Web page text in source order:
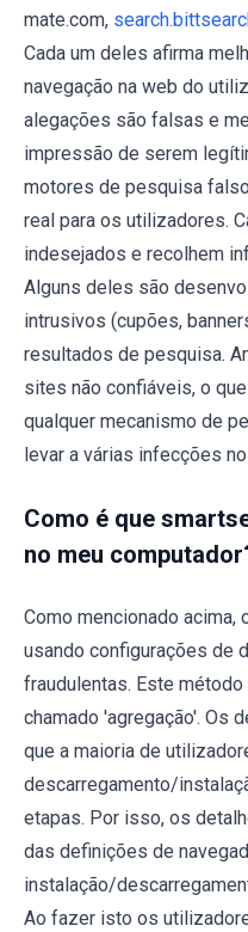
mate.com,
Cada um deles afirma
navegação na web do
alegações são falsas e
impressão de serem
motores de pesquisa
real para os utilizadores.
indesejados e recolhem
Alguns deles são
intrusivos (cupões,
resultados de pesquisa.
sites não confiáveis, o
qualquer mecanismo de
levar a várias infecções
Como é que
no meu
Como mencionado acima,
usando configurações de
fraudulentas. Este
chamado 'agregação'. Os
que a maioria de
descarregamento/
etapas. Por isso, os
das definições de
instalação/
Ao fazer isto os